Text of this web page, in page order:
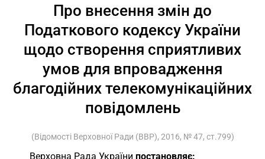
Про внесення змін до
Податкового кодексу України
щодо створення сприятливих
умов для впровадження
благодійних телекомунікаційних
повідомлень
(Відомості Верховної Ради (ВВР), 2016, № 47, ст.799)
Верховна Рада України постановляє: